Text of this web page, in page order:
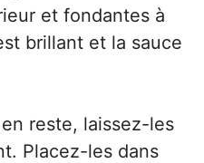
et fondantes à
brillant et la sauce
reste, laissez-les
Placez-les dans